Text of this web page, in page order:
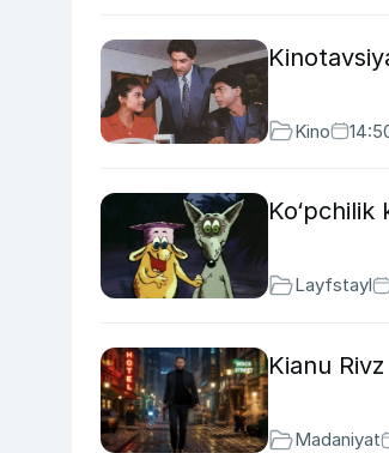
Kino
Layfstayl
Kianu
Madaniyat